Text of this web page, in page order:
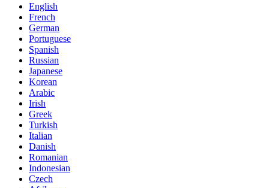
English
French
German
Portuguese
Spanish
Russian
Japanese
Korean
Arabic
Irish
Greek
Turkish
Italian
Danish
Romanian
Indonesian
Czech